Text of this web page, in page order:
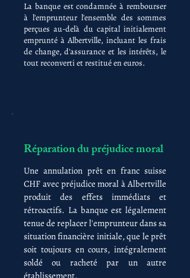
La banque est condamnée à rembourser
à l'emprunteur l'ensemble des sommes
perçues au-delà du capital initialement
emprunté à Albertville, incluant les frais
de change, d'assurance et les intérêts, le
tout reconverti et restitué en euros.
Réparation du préjudice moral
Une annulation prêt en franc suisse
CHF avec préjudice moral à Albertville
produit des effets immédiats et
rétroactifs. La banque est légalement
tenue de replacer l'emprunteur dans sa
situation financière initiale, que le prêt
soit toujours en cours, intégralement
soldé ou racheté par un autre
établissement.